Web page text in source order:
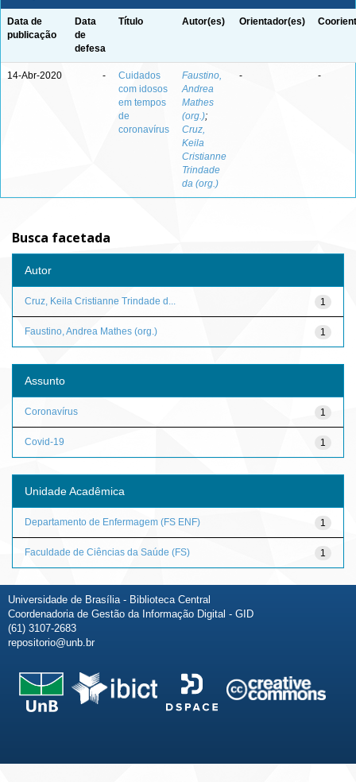
Data de
publicação
Data
de
defesa
Título Autor(es) Orientador(es)
14-Abr-2020 -
Cuidados
com idosos
em tempos
de
coronavírus
Faustino,
Andrea
Mathes
(org.);
Cruz,
Keila
Cristianne
Trindade
da (org.)
- -
Busca facetada
Autor
1
Cruz, Keila Cristianne Trindade d...
1
Faustino, Andrea Mathes (org.)
Assunto
1
Coronavírus
1
Covid-19
Unidade Acadêmica
1
Departamento de Enfermagem (FS ENF)
1
Faculdade de Ciências da Saúde (FS)
Universidade de Brasília - Biblioteca Central
Coordenadoria de Gestão da Informação Digital - GID
(61) 3107-2683
repositorio@unb.br